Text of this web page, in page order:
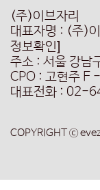
(주)이브자리
대표자명 : (주)
정보확인]
주소 : 서울 강남
CPO : 고현주 E
대표전화 : 02-
COPYRIGHT ⓒ